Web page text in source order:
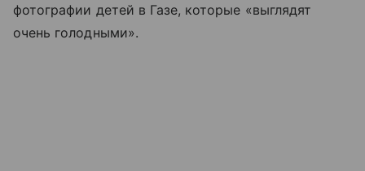
фотографии детей в Газе, которые «выглядят
очень голодными».